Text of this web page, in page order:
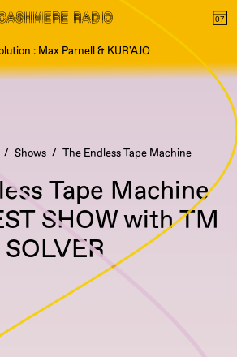
: Max Parnell & KUR'AJO
Shows The Endless Tape Machine
Tape Machine
SHOW with TM
SOLVER